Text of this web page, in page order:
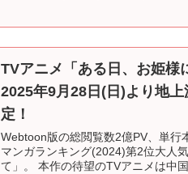
TVアニメ「ある日、お姫様
2025年9月28日(日)より地
定！
Webtoon版の総閲覧数2億PV、単
マンガランキング(2024)第2位大人
て」。 本作の待望のTVアニメは中